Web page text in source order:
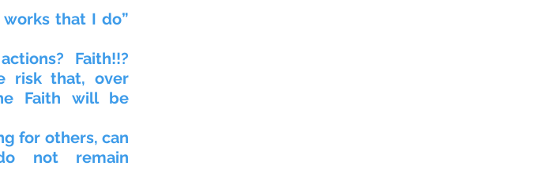
that I do”
Faith!!?
risk that, over
Faith will be
for others, can
not remain